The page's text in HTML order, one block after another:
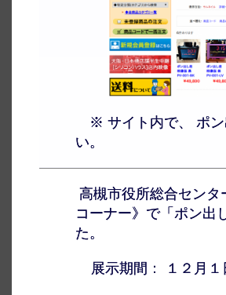
※ サイト内で、 ポン
い。
高槻市役所総合セン
コーナー》で「ポン出
た。
展示期間： １２月１